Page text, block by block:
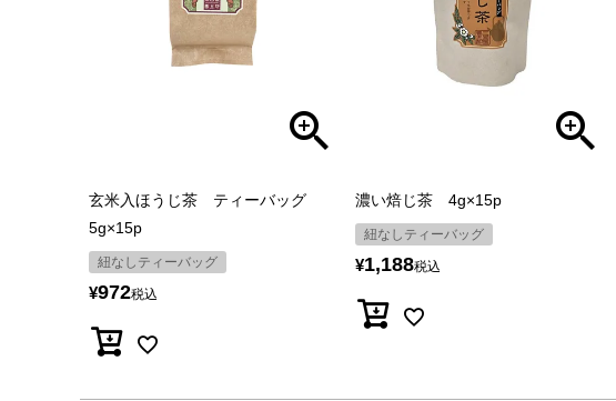
玄米入ほうじ茶 ティーバッグ
5g×15p
紐なしティーバッグ
¥972税込
濃い焙じ茶 4g×15p
紐なしティーバッグ
¥1,188税込